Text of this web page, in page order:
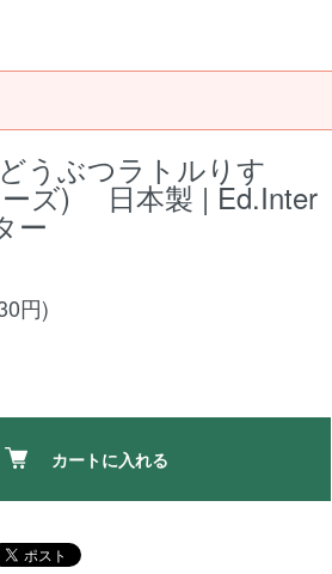
うぶつラトルりす
ーズ) 日本製 | Ed.Inter
ー
円)
カートに入れる